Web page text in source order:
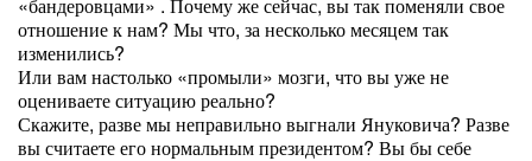
отношение к нам? Мы что, за несколько месяцем так
изменились?
Или вам настолько «промыли» мозги, что вы уже не
оцениваете ситуацию реально?
Скажите, разве мы неправильно выгнали Януковича? Разве
вы считаете его нормальным президентом? Вы бы себе